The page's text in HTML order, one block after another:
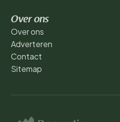
Over ons
Over ons
Adverteren
Contact
Sitemap